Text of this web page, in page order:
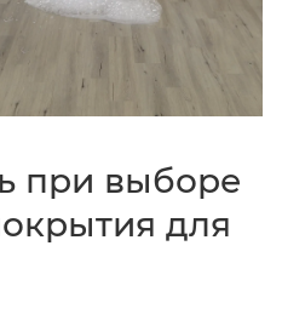
при выборе
для